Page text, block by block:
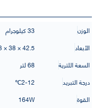
الوزن
33 كيلوجرام
الأبعاد
42.5 × 38 × 91.3 سنتيميتر
السعة اللترية
68 لتر
درجة التبريد
2-12℃
القوة
164W